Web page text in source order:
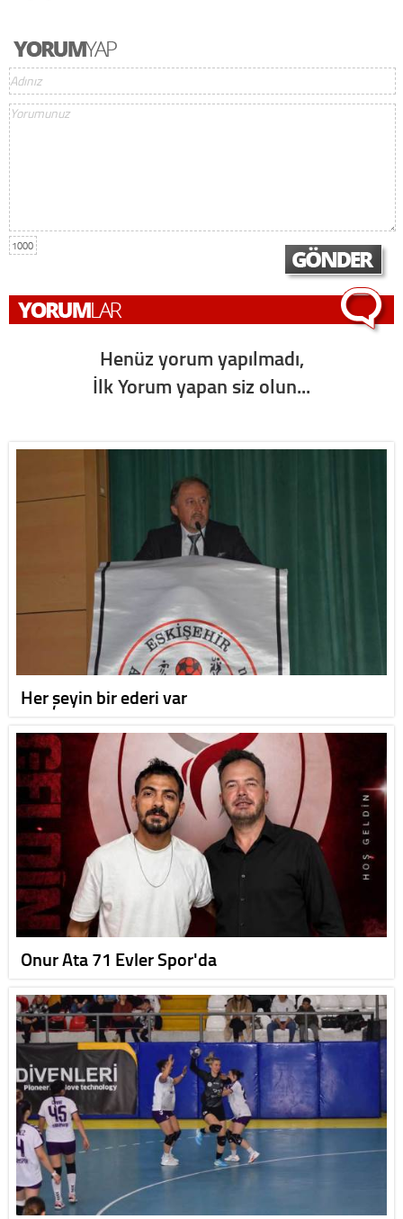
1000
Henüz yorum yapılmadı,
İlk Yorum yapan siz olun...
Her şeyin bir ederi var
Onur Ata 71 Evler Spor'da